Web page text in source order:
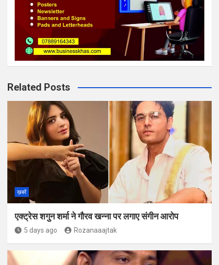
Related Posts
ख़बरें
एक्ट्रेस शगुन शर्मा ने गौरव खन्ना पर लगाए संगीन आरोप
5 days ago Rozanaaajtak